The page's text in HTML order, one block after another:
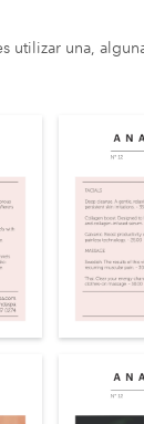
utilizar una,